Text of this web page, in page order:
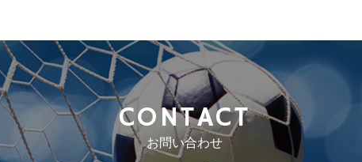
CONTACT
お問い合わせ